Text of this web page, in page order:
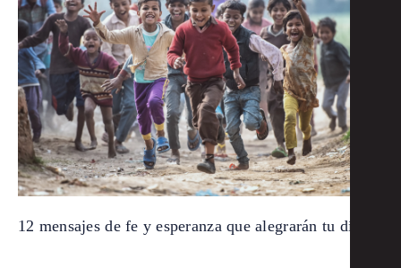
12 mensajes de fe y esperanza que alegrarán tu día